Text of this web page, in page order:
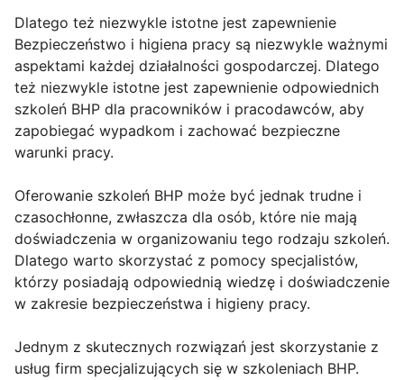
Dlatego też niezwykle istotne jest zapewnienie
Bezpieczeństwo i higiena pracy są niezwykle ważnymi
aspektami każdej działalności gospodarczej. Dlatego
też niezwykle istotne jest zapewnienie odpowiednich
szkoleń BHP dla pracowników i pracodawców, aby
zapobiegać wypadkom i zachować bezpieczne
warunki pracy.
Oferowanie szkoleń BHP może być jednak trudne i
czasochłonne, zwłaszcza dla osób, które nie mają
doświadczenia w organizowaniu tego rodzaju szkoleń.
Dlatego warto skorzystać z pomocy specjalistów,
którzy posiadają odpowiednią wiedzę i doświadczenie
w zakresie bezpieczeństwa i higieny pracy.
Jednym z skutecznych rozwiązań jest skorzystanie z
usług firm specjalizujących się w szkoleniach BHP.